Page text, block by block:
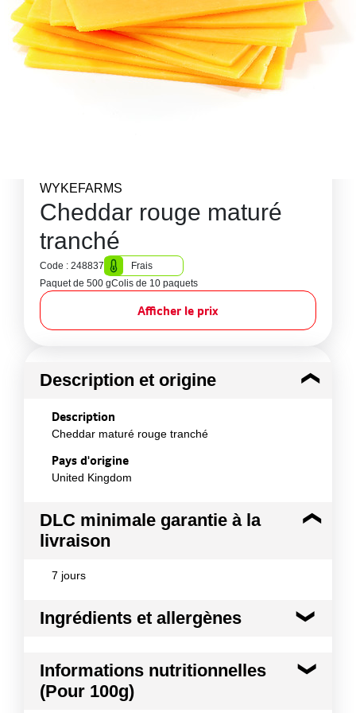
WYKEFARMS
Cheddar rouge maturé
tranché
Code : 248837
Frais
Paquet de 500 gColis de 10 paquets
Afficher le prix
Description et origine
Description
Cheddar maturé rouge tranché
Pays d'origine
United Kingdom
DLC minimale garantie à la
livraison
7 jours
Ingrédients et allergènes
Lait, sel, ferments lactiques, E160b-annatto, présure
(base végétale) Origine du lait : Royaume Uni
Informations nutritionnelles
(Pour 100g)